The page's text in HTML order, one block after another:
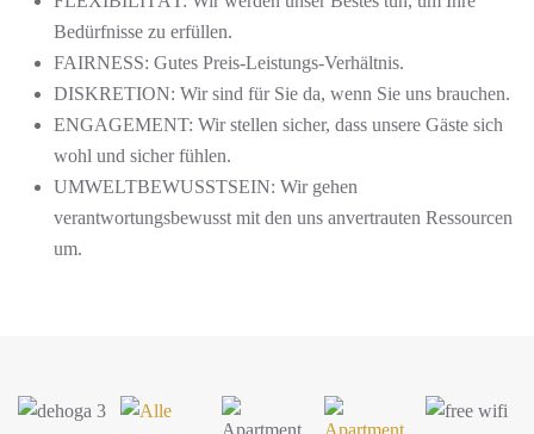
Bedürfnisse zu erfüllen.
FAIRNESS: Gutes Preis-Leistungs-Verhältnis.
DISKRETION: Wir sind für Sie da, wenn Sie uns brauchen.
ENGAGEMENT: Wir stellen sicher, dass unsere Gäste sich
wohl und sicher fühlen.
UMWELTBEWUSSTSEIN: Wir gehen
verantwortungsbewusst mit den uns anvertrauten Ressourcen
um.